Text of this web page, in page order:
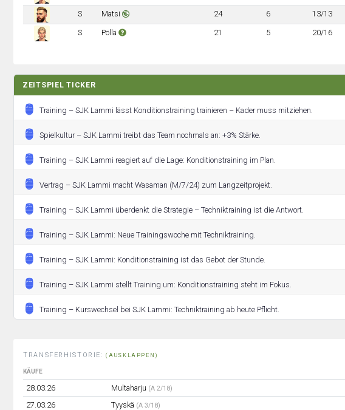
S Matsi 24 6 13/13
S Pöllä 21 5 20/16
ZEITSPIEL TICKER
Training – SJK Lammi lässt Konditionstraining trainieren – Kader muss mitziehen.
Spielkultur – SJK Lammi treibt das Team nochmals an: +3% Stärke.
Training – SJK Lammi reagiert auf die Lage: Konditionstraining im Plan.
Vertrag – SJK Lammi macht Wasaman (M/7/24) zum Langzeitprojekt.
Training – SJK Lammi überdenkt die Strategie – Techniktraining ist die Antwort.
Training – SJK Lammi: Neue Trainingswoche mit Techniktraining.
Training – SJK Lammi: Konditionstraining ist das Gebot der Stunde.
Training – SJK Lammi stellt Training um: Konditionstraining steht im Fokus.
Training – Kurswechsel bei SJK Lammi: Techniktraining ab heute Pflicht.
TRANSFERHISTORIE:(AUSKLAPPEN)
KÄUFE
28.03.26 Multaharju (A 2/18)
27.03.26
Tyyskä (A 3/18)